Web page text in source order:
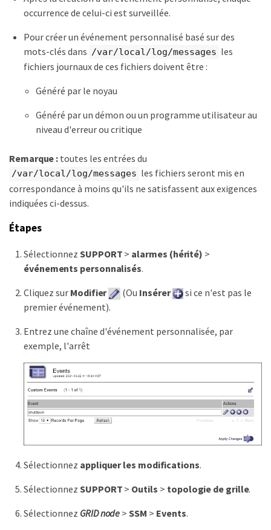
occurrence de celui-ci est surveillée.
Pour créer un événement personnalisé basé sur des
mots-clés dans /var/local/log/messages les
fichiers journaux de ces fichiers doivent être :
Généré par le noyau
Généré par un démon ou un programme utilisateur au
niveau d'erreur ou critique
Remarque : toutes les entrées du
/var/local/log/messages les fichiers seront mis en
correspondance à moins qu'ils ne satisfassent aux exigences
indiquées ci-dessus.
Étapes
Sélectionnez SUPPORT > alarmes (hérité) >
événements personnalisés.
Cliquez sur Modifier (Ou Insérer
si ce n'est pas le
premier événement).
Entrez une chaîne d'événement personnalisée, par
exemple, l'arrêt
Sélectionnez appliquer les modifications.
Sélectionnez SUPPORT > Outils > topologie de grille.
Sélectionnez GRID node >SSM > Events.